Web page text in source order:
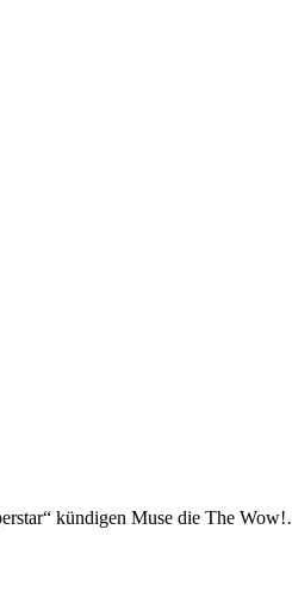
kündigen Muse die The